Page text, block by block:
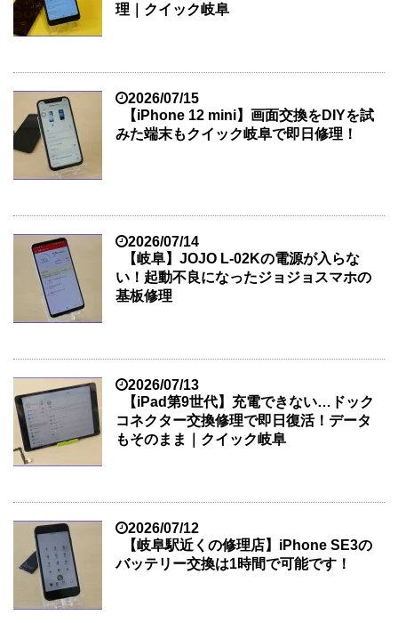
理｜クイック岐阜
2026/07/15
【iPhone 12 mini】画面交換をDIYを試
みた端末もクイック岐阜で即日修理！
2026/07/14
【岐阜】JOJO L-02Kの電源が入らな
い！起動不良になったジョジョスマホの
基板修理
2026/07/13
【iPad第9世代】充電できない…ドック
コネクター交換修理で即日復活！データ
もそのまま｜クイック岐阜
2026/07/12
【岐阜駅近くの修理店】iPhone SE3の
バッテリー交換は1時間で可能です！